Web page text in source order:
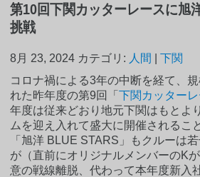
第10回下関カッターレースに旭
挑戦
8月 23, 2024 カテゴリ: 人間 |下関
コロナ禍による3年の中断を経て、
れた昨年度の第9回「下関カッターレ
年度は従来どおり地元下関はもとよ
ムを迎え入れて盛大に開催されるこ
「旭洋 BLUE STARS」もクルーは
が（直前にオリジナルメンバーのK
意の戦線離脱、代わって本年度新入